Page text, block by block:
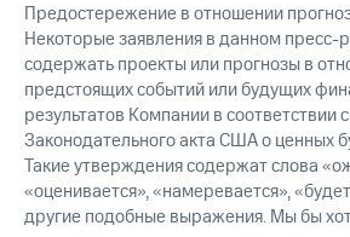
Предостережение в отношении
Некоторые заявления в данном пресс-
содержать проекты или прогнозы в
предстоящих событий или будущих
результатов Компании в соответствии
Законодательного акта США о ценных
Такие утверждения содержат слова
«оценивается», «намеревается»,
другие подобные выражения. Мы бы